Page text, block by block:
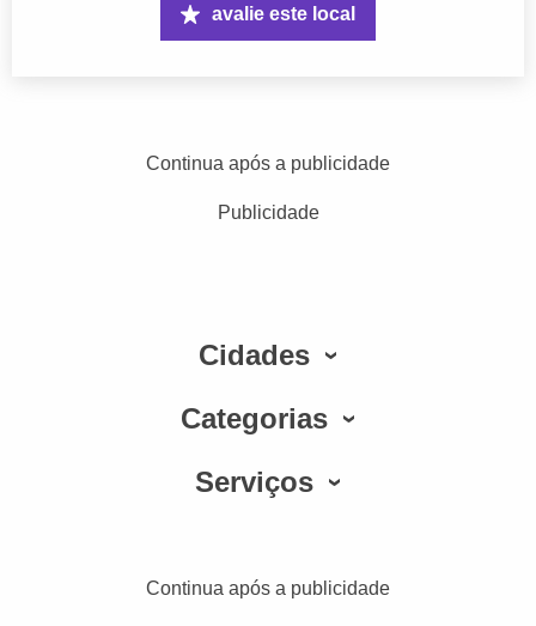
avalie este local
Continua após a publicidade
Publicidade
Cidades
Categorias
Serviços
Continua após a publicidade